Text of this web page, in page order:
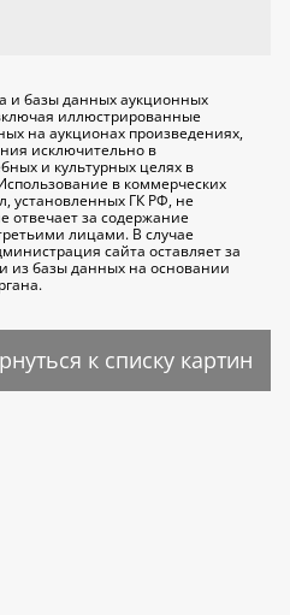
и базы данных аукционных
иллюстрированные
на аукционах произведениях,
исключительно в
и культурных целях в
в коммерческих
установленных ГК РФ, не
отвечает за содержание
лицами. В случае
сайта оставляет за
из базы данных на основании
к списку картин